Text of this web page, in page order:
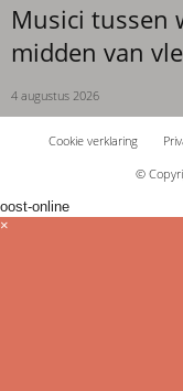
Musici tussen
midden van
4 augustus 2026
Cookie verklaring
©
oost-online
×